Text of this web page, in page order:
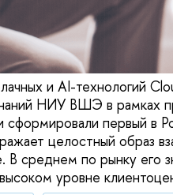
и AI-технологий
НИУ ВШЭ в рамках
сформировали первый в
целостный образ
В среднем по рынку его
уровне